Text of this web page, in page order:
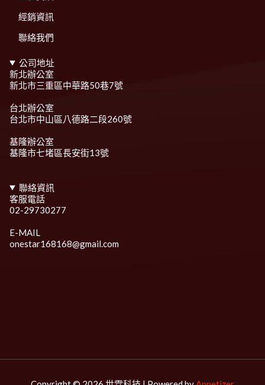
經銷資訊
聯絡我們
公司地址
新北辦公室
新北市三重區中華路50巷7號
台北辦公室
台北市中山區八德路二段260號
基隆辦公室
基隆市七堵區長安街13號
聯絡資訊
客服電話
02-29730277
E-MAIL
onestar168168@gmail.com